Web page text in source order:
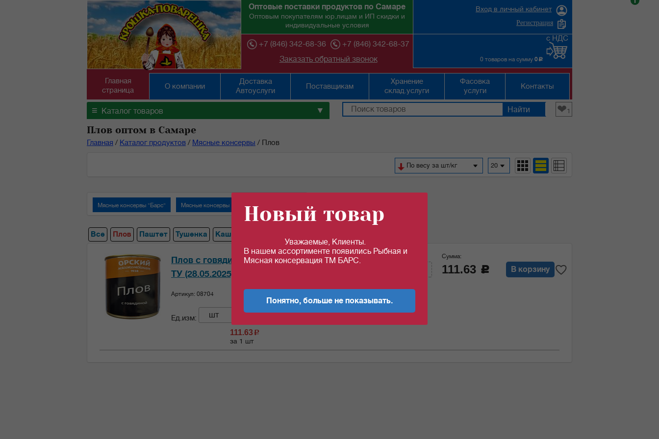
Оптовые поставки продуктов по Самаре
Оптовым покупателям юр.лицам и ИП скидки и
индивидуальные условия
+7 (846) 342-68-36
+7 (846) 342-68-37
Заказать обратный звонок
Вход в личный кабинет
Регистрация
0 товаров на сумму 0 c
с НДС
Главная
страница
О компании
Доставка
Автоуслуги
Поставщикам
Хранение
склад.услуги
Фасовка
услуги
Контакты
≡ Каталог товаров ▼ ❤1
Плов оптом в Самаре
Главная / Каталог продуктов / Мясные консервы / Плов
20
По весу за шт/кг
Мясные консервы "Барс" Мясные консервы "Орский мясокомбинат"
Все Плов Паштет Тушенка Каша
Плов с говядиной "Орск" 338гр*20шт/уп
ТУ (28.05.2025)
Артикул: 08704
Ед.изм: шт
111.63 c
за 1 шт
Сумма:
111.63 c В корзину
Новый товар
Уважаемые, Клиенты.
В нашем ассортименте появились Рыбная и
Мясная консервация ТМ БАРС.
Понятно, больше не показывать.